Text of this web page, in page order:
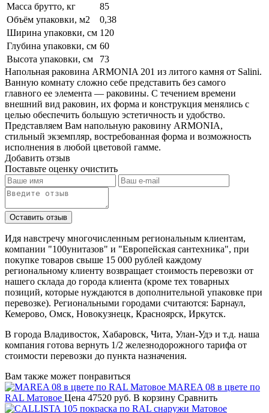
Масса брутто, кг
85
Объём упаковки, м2
0,38
Ширина упаковки, см 120
Глубина упаковки, см 60
Высота упаковки, см
73
Напольная раковина ARMONIA 201 из литого камня от Salini.
Ванную комнату сложно себе представить без самого
главного ее элемента — раковины. С течением времени
внешний вид раковин, их форма и конструкция менялись с
целью обеспечить большую эстетичность и удобство.
Представляем Вам напольную раковину ARMONIA,
стильный экземпляр, востребованная форма и возможность
исполнения в любой цветовой гамме.
Добавить отзыв
Поставьте оценку очистить
Идя навстречу многочисленным региональным клиентам,
компании "100унитазов" и "Европейская сантехника", при
покупке товаров свыше 15 000 рублей каждому
региональному клиенту возвращает стоимость перевозки от
нашего склада до города клиента (кроме тех товарных
позиций, которые нуждаются в дополнительной упаковке при
перевозке). Региональными городами считаются: Барнаул,
Кемерово, Омск, Новокузнецк, Красноярск, Иркутск.
В города Владивосток, Хабаровск, Чита, Улан-Удэ и т.д. наша
компания готова вернуть 1/2 железнодорожного тарифа от
стоимости перевозки до пункта назначения.
Вам также может понравиться
MAREA 08 в цвете по
RAL Матовое Цена 47520 руб. В корзину Сравнить